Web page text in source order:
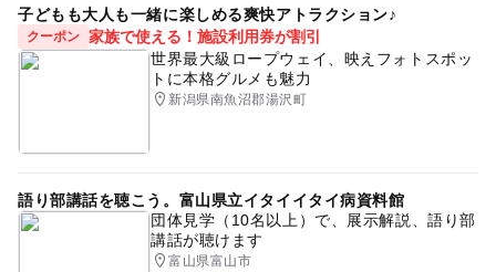
子どもも大人も一緒に楽しめる爽快アトラクション♪
クーポン 家族で使える！施設利用券が割引
世界最大級ロープウェイ、映えフォトスポッ
トに本格グルメも魅力
新潟県南魚沼郡湯沢町
語り部講話を聴こう。富山県立イタイイタイ病資料館
団体見学（10名以上）で、展示解説、語り部
講話が聴けます
富山県富山市